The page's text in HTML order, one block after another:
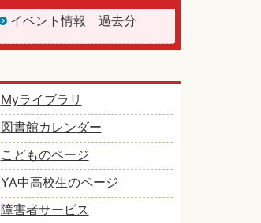
イベント情報 過去分
Myライブラリ
図書館カレンダー
こどものページ
YA中高校生のページ
障害者サービス